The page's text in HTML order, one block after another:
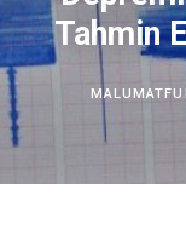
Tahmin